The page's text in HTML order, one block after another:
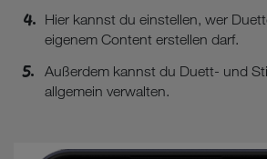
Hier kannst du einstellen, wer
eigenem Content erstellen darf.
Außerdem kannst du Duett- und
allgemein verwalten.